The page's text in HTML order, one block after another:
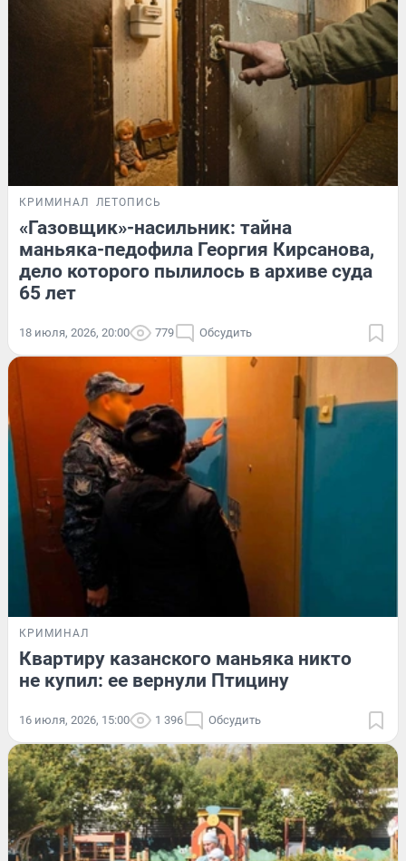
КРИМИНАЛ ЛЕТОПИСЬ
«Газовщик»-насильник: тайна
маньяка-педофила Георгия Кирсанова,
дело которого пылилось в архиве суда
65 лет
18 июля, 2026, 20:00 779 Обсудить
КРИМИНАЛ
Квартиру казанского маньяка никто
не купил: ее вернули Птицину
16 июля, 2026, 15:00 1 396 Обсудить